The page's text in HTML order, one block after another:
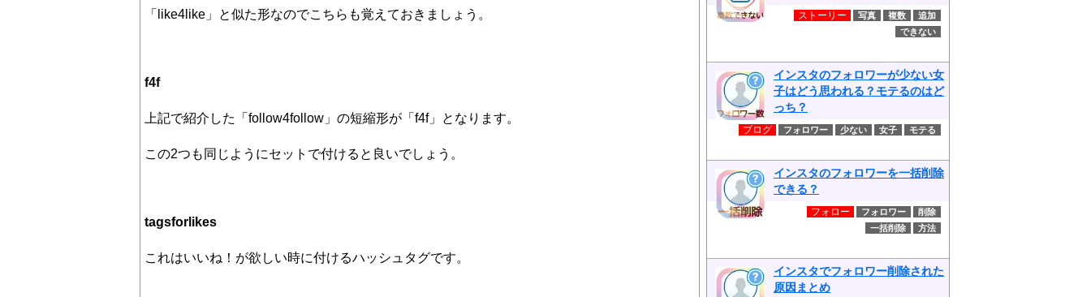
「like4like」と似た形なのでこちらも覚えておきましょう。
f4f
上記で紹介した「follow4follow」の短縮形が「f4f」となります。
この2つも同じようにセットで付けると良いでしょう。
tagsforlikes
これはいいね！が欲しい時に付けるハッシュタグです。
ストーリー 写真 複数
追加
できない
インスタのフォロワーが少ない女
子はどう思われる？モテるのはど
っち？
ブログ フォロワー 少ない 女子 モテる
インスタのフォロワーを一括削除
できる？
フォロー フォロワー
削除
一括削除
方法
インスタでフォロワー削除された
原因まとめ